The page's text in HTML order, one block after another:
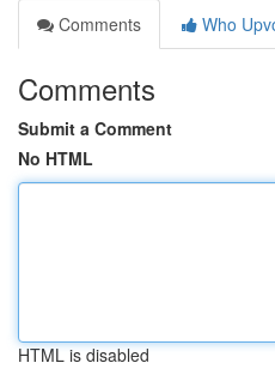
Comments
Who
Comments
Submit a Comment
No HTML
HTML is disabled